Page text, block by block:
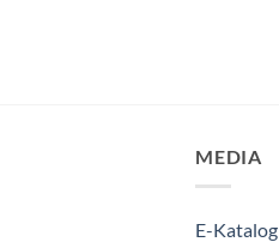
MEDIA
E-Katalog